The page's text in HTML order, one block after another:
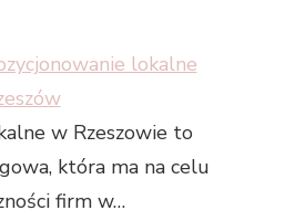
lokalne
w Rzeszowie to
która ma na celu
firm w…